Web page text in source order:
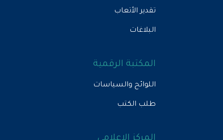
تقدير الأتعاب
البلاغات
المكتبة الرقمية
اللوائح والسياسات
طلب الكتب